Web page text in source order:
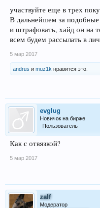
участвуйте еще в трех
В дальнейшем за
и штрафовать, хайд он на
всем будем рассылать в
5 мар 2017
andrus и muz1k нравится это.
evglug
Новичок на бирже
Пользователь
Как с отвязкой?
5 мар 2017
zalf
Модератор